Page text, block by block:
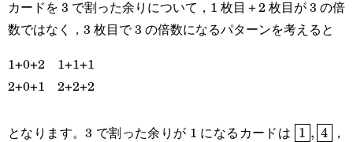
カードを 3 で割った余りについて，1 枚目＋2 枚目が 3 の倍
数ではなく，3 枚目で 3 の倍数になるパターンを考えると
1+0+2 1+1+1
2+0+1 2+2+2
となります。3 で割った余りが 1 になるカードは 1 , 4 ，